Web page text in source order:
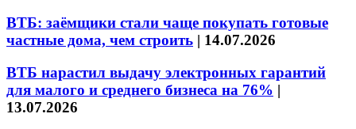
ВТБ: заёмщики стали чаще покупать готовые
частные дома, чем строить | 14.07.2026
ВТБ нарастил выдачу электронных гарантий
для малого и среднего бизнеса на 76% |
13.07.2026